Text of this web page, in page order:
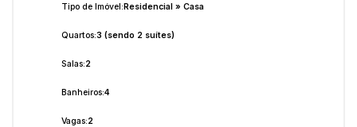
Tipo de Imóvel:Residencial » Casa
Quartos:3 (sendo 2 suítes)
Salas:2
Banheiros:4
Vagas:2